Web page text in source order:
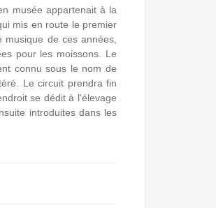
musée appartenait à la
mis en route le premier
de ces années,
pour les moissons. Le
connu sous le nom de
Le circuit prendra fin
se dédit à l'élevage
introduites dans les